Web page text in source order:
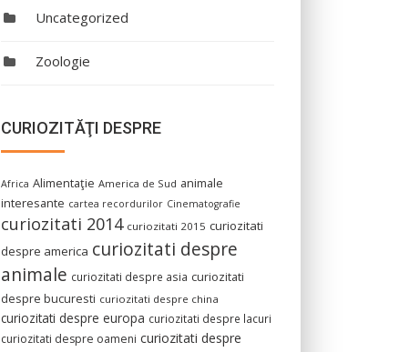
Uncategorized
Zoologie
CURIOZITĂŢI DESPRE
Africa Alimentaţie America de Sud animale
interesante cartea recordurilor Cinematografie
curiozitati 2014 curiozitati 2015 curiozitati
despre america curiozitati despre
animale curiozitati despre asia curiozitati
despre bucuresti curiozitati despre china
curiozitati despre europa curiozitati despre lacuri
curiozitati despre oameni curiozitati despre